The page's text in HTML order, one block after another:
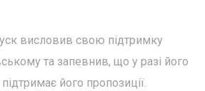
висловив свою підтримку
та запевнив, що у разі його
його пропозиції.